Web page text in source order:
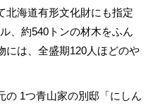
北海道有形文化財にも指定
、約540トンの材木をふん
には、全盛期120人ほどのや
1つ青山家の別邸「にしん